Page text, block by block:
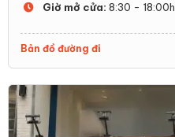
Giờ mở cửa: 8:30 - 18:00h
Bản đồ đường đi